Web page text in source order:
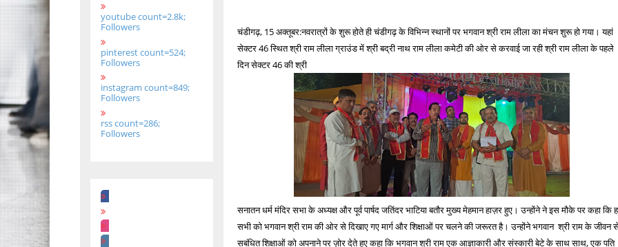
youtube count=2.8k;
Followers
pinterest count=524;
Followers
instagram count=849;
Followers
rss count=286;
Followers
चंडीगढ़, 15 अक्तूबर:नवरात्रों के शुरू होते ही चंडीगढ़ के विभिन्न स्थानों पर भगवान श्री राम लीला का मंचन शुरू हो गया। यहां
सेक्टर 46 स्थित श्री राम लीला ग्राउंड में श्री बद्री नाथ राम लीला कमेटी की ओर से करवाई जा रही श्री राम लीला के पहले
दिन सेक्टर 46 की श्री
सनातन धर्म मंदिर सभा के अध्यक्ष और पूर्व पार्षद जतिंदर भाटिया बतौर मुख्य मेहमान हाज़र हुए। उन्होंने ने इस मौके पर कहा कि
सभी को भगवान श्री राम की ओर से दिखाए गए मार्ग और शिक्षाओं पर चलने की जरूरत है। उन्होंने भगवान श्री राम के जीवन
सबंधित शिक्षाओं को अपनाने पर ज़ोर देते हुए कहा कि भगवान श्री राम एक आज्ञाकारी और संस्कारी बेटे के साथ साथ, एक पति